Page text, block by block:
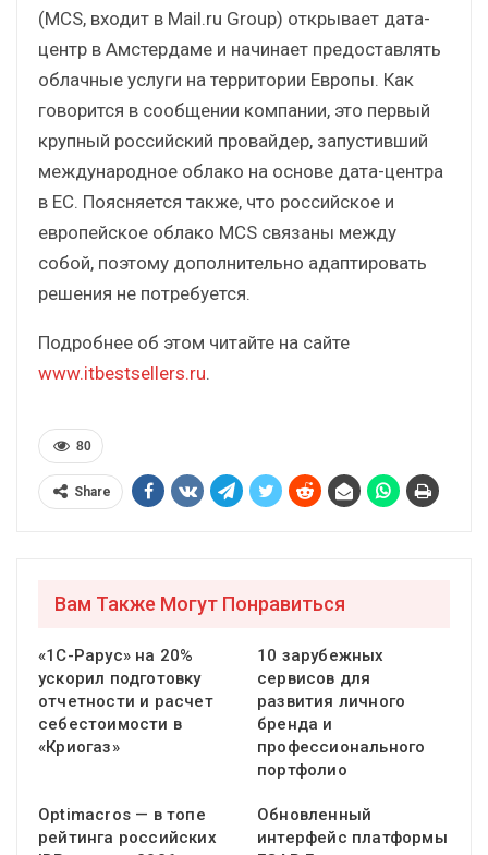
(MCS, входит в Mail.ru Group) открывает дата-
центр в Амстердаме и начинает предоставлять
облачные услуги на территории Европы. Как
говорится в сообщении компании, это первый
крупный российский провайдер, запустивший
международное облако на основе дата-центра
в ЕС. Поясняется также, что российское и
европейское облако MCS связаны между
собой, поэтому дополнительно адаптировать
решения не потребуется.
Подробнее об этом читайте на сайте
www.itbestsellers.ru.
80
Share
Вам Также Могут Понравиться
«1С-Рарус» на 20%
ускорил подготовку
отчетности и расчет
себестоимости в
«Криогаз»
10 зарубежных
сервисов для
развития личного
бренда и
профессионального
портфолио
Optimacros — в топе
рейтинга российских
Обновленный
интерфейс платформы